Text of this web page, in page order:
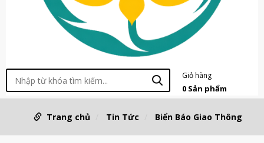
Giỏ hàng
0 Sản phẩm
Trang chủ Tin Tức Biển Báo Giao Thông